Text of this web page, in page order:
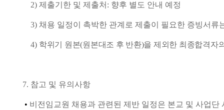
2) 제출기한 및 제출처: 향후 별도 안내 예정
3) 채용 일정이 촉박한 관계로 제출이 필요한 증빙서류
4) 학위기 원본(원본대조 후 반환)을 제외한 최종합격자
7. 참고 및 유의사항
• 비전임교원 채용과 관련된 제반 일정은 본교 및 사업단